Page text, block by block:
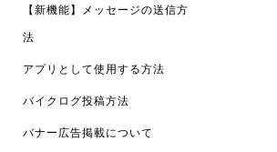
【新機能】メッセージの送信方
法
アプリとして使用する方法
バイクログ投稿方法
バナー広告掲載について